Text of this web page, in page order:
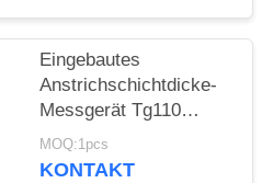
Eingebautes
Anstrichschichtdicke-
Messgerät Tg110
Drucker-Dry Film
Paints Elcometer
MOQ:1pcs
KONTAKT